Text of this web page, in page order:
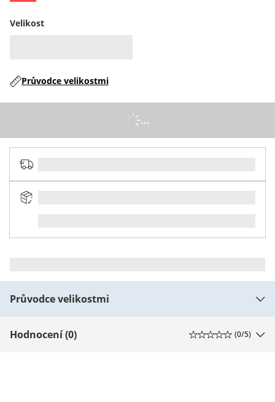
Velikost
Průvodce velikostmi
...
Průvodce velikostmi
Hodnocení (0) (0/5)